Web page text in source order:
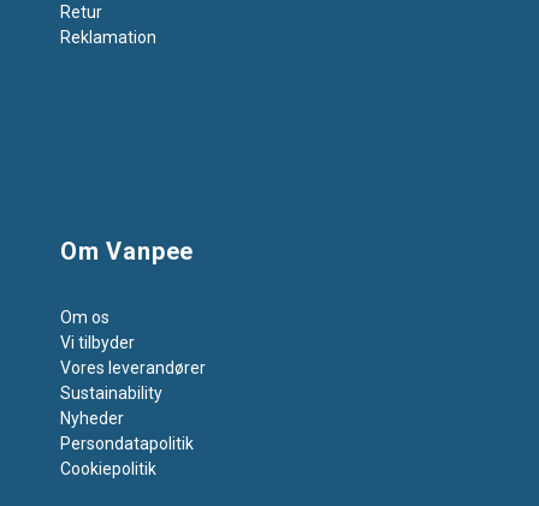
Retur
Reklamation
Om Vanpee
Om os
Vi tilbyder
Vores leverandører
Sustainability
Nyheder
Persondatapolitik
Cookiepolitik